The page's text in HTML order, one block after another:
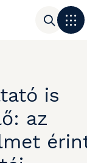
is
az